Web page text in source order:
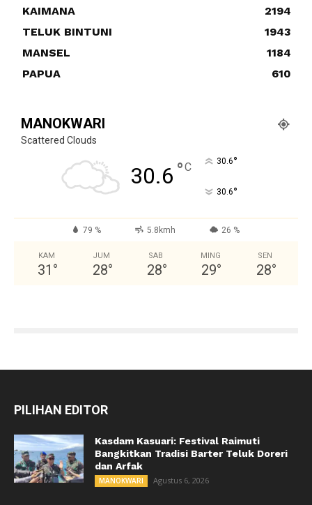
KAIMANA
2194
TELUK BINTUNI
1943
MANSEL
1184
PAPUA
610
MANOKWARI
Scattered Clouds
30.6 °C 30.6°
30.6°
79 % 5.8kmh 26 %
KAM
31 °
JUM
28°
SAB
28°
MING
29°
SEN
28°
PILIHAN EDITOR
Kasdam Kasuari: Festival Raimuti
Bangkitkan Tradisi Barter Teluk Doreri
dan Arfak
MANOKWARI Agustus 6, 2026